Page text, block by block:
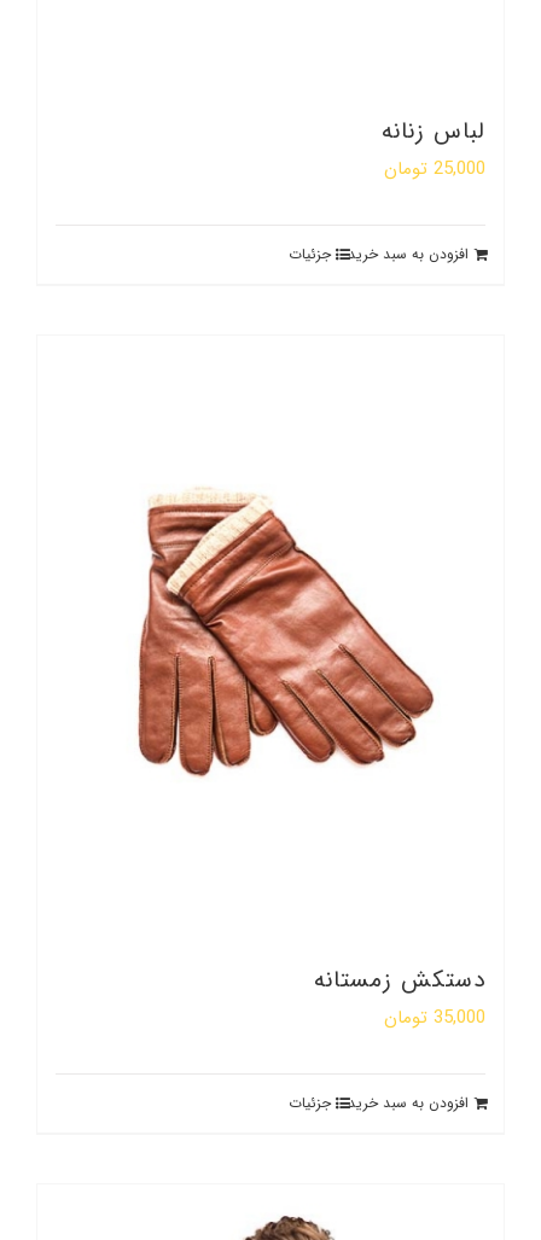
لباس زنانه
25,000 تومان
افزودن به سبد خرید جزئیات
دستکش زمستانه
35,000 تومان
افزودن به سبد خرید جزئیات